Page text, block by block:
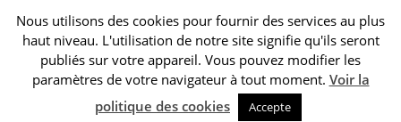
S'abonner
Nous utilisons des cookies pour fournir des services au plus
haut niveau. L'utilisation de notre site signifie qu'ils seront
publiés sur votre appareil. Vous pouvez modifier les
paramètres de votre navigateur à tout moment. Voir la
politique des cookies
Accepte